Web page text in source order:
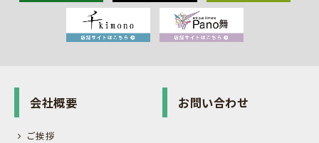
会社概要
ご挨拶
お問い合わせ